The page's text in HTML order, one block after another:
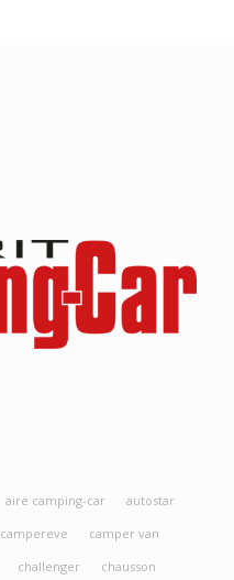
aire camping-car
autostar
campereve
camper van
challenger
chausson